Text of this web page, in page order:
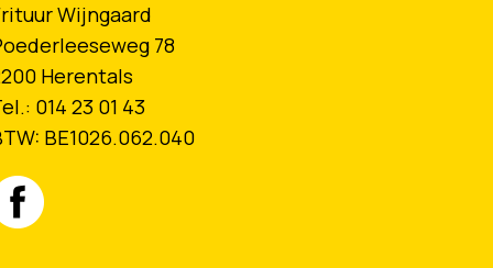
Wijngaard
78
Herentals
014 23 01 43
BE1026.062.040